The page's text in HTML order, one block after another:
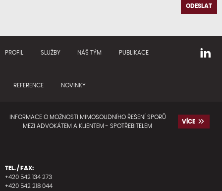
ODESLAT
PROFIL SLUŽBY NÁŠ TÝM PUBLIKACE
REFERENCE NOVINKY
INFORMACE O MOŽNOSTI MIMOSOUDNÍHO ŘEŠENÍ SPORŮ
MEZI ADVOKÁTEM A KLIENTEM - SPOTŘEBITELEM
VÍCE
TEL. / FAX:
+420 542 134 273
+420 542 218 044